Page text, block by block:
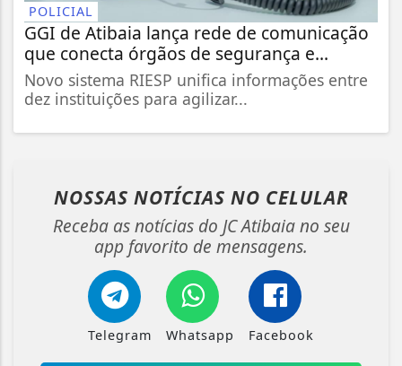
POLICIAL
GGI de Atibaia lança rede de comunicação
que conecta órgãos de segurança e...
Novo sistema RIESP unifica informações entre
dez instituições para agilizar...
NOSSAS NOTÍCIAS NO CELULAR
Receba as notícias do JC Atibaia no seu
app favorito de mensagens.
Telegram Whatsapp Facebook